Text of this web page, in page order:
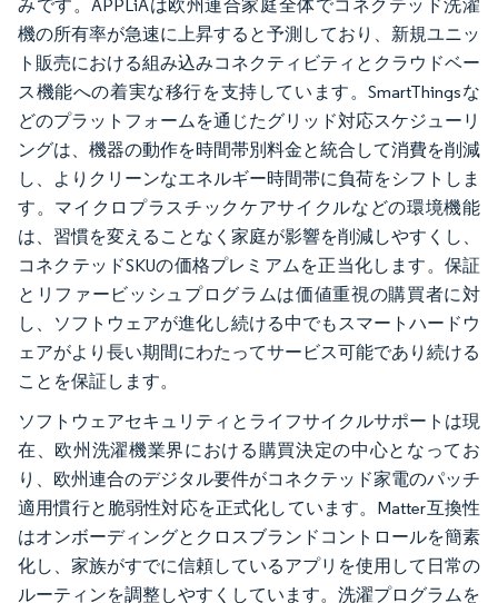
みです。APPLiAは欧州連合家庭全体でコネクテッド洗濯
機の所有率が急速に上昇すると予測しており、新規ユニッ
ト販売における組み込みコネクティビティとクラウドベー
ス機能への着実な移行を支持しています。SmartThingsな
どのプラットフォームを通じたグリッド対応スケジューリ
ングは、機器の動作を時間帯別料金と統合して消費を削減
し、よりクリーンなエネルギー時間帯に負荷をシフトしま
す。マイクロプラスチックケアサイクルなどの環境機能
は、習慣を変えることなく家庭が影響を削減しやすくし、
コネクテッドSKUの価格プレミアムを正当化します。保証
とリファービッシュプログラムは価値重視の購買者に対
し、ソフトウェアが進化し続ける中でもスマートハードウ
ェアがより長い期間にわたってサービス可能であり続ける
ことを保証します。
ソフトウェアセキュリティとライフサイクルサポートは現
在、欧州洗濯機業界における購買決定の中心となってお
り、欧州連合のデジタル要件がコネクテッド家電のパッチ
適用慣行と脆弱性対応を正式化しています。Matter互換性
はオンボーディングとクロスブランドコントロールを簡素
化し、家族がすでに信頼しているアプリを使用して日常の
ルーティンを調整しやすくしています。洗濯プログラムを